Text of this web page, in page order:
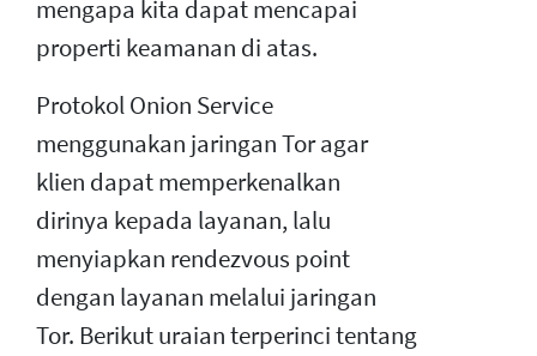
mengapa kita dapat mencapai
properti keamanan di atas.
Protokol Onion Service
menggunakan jaringan Tor agar
klien dapat memperkenalkan
dirinya kepada layanan, lalu
menyiapkan rendezvous point
dengan layanan melalui jaringan
Tor. Berikut uraian terperinci tentang